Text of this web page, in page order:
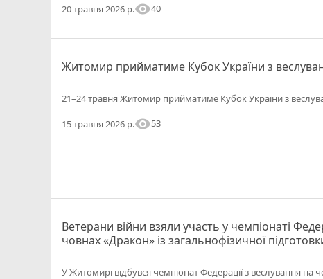
20 травня 2026 р.visibility40
Житомир прийматиме Кубок України з
21–24 травня Житомир прийматиме Кубок України з
15 травня 2026 р.visibility53
Ветерани війни взяли участь у чемпіонаті
човнах «Дракон» із загальнофізичної
У Житомирі відбувся чемпіонат Федерації з веслування на